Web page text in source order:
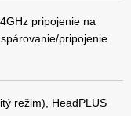
pripojenie na
pripojenie
režim), HeadPLUS